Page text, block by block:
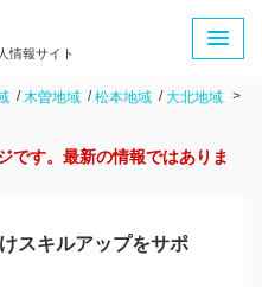
情報サイト
木曽地域 松本地域 大北地域
です。最新の情報ではありま
スキルアップをサポ